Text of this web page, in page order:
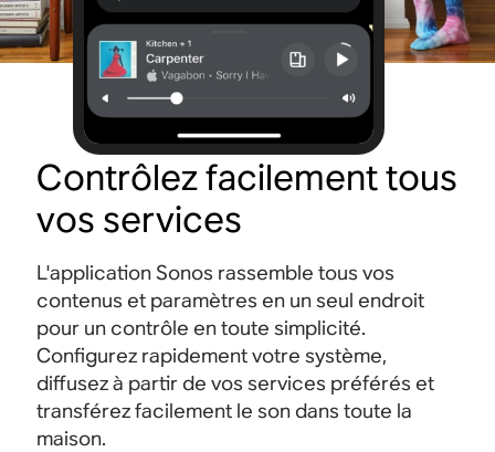
Contrôlez facilement tous
vos services
L'application Sonos rassemble tous vos
contenus et paramètres en un seul endroit
pour un contrôle en toute simplicité.
Configurez rapidement votre système,
diffusez à partir de vos services préférés et
transférez facilement le son dans toute la
maison.